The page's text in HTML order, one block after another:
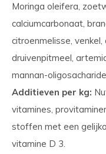
Moringa oleifera,
calciumcarbonaat,
citroenmelisse, venkel,
druivenpitmeel,
mannan-
Additieven per kg:
vitamines,
stoffen met een
vitamine D 3.